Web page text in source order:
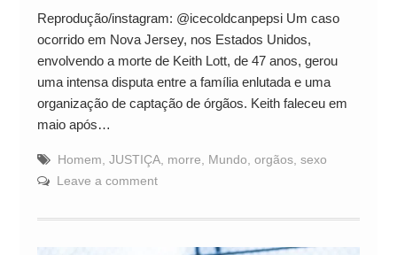
Reprodução/instagram: @icecoldcanpepsi Um caso
ocorrido em Nova Jersey, nos Estados Unidos,
envolvendo a morte de Keith Lott, de 47 anos, gerou
uma intensa disputa entre a família enlutada e uma
organização de captação de órgãos. Keith faleceu em
maio após…
Homem JUSTIÇA, morre Mundo orgãos, sexo
Leave a comment